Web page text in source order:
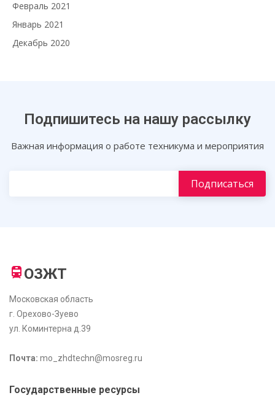
Февраль 2021
Январь 2021
Декабрь 2020
Подпишитесь на нашу рассылку
Важная информация о работе техникума и мероприятия
ОЗЖТ
Московская область
г. Орехово-Зуево
ул. Коминтерна д.39
Почта: mo_zhdtechn@mosreg.ru
Государственные ресурсы